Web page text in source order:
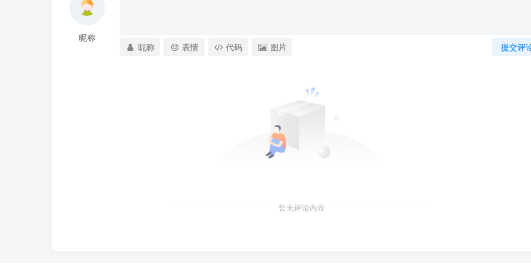
昵称
提交评
昵称 表情 代码 图片
暂无评论内容